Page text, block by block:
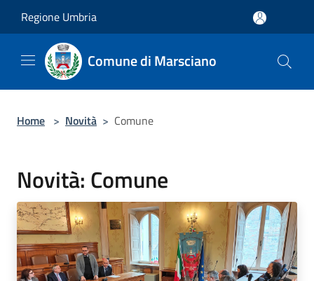
Regione Umbria
Comune di Marsciano
Home > Novità > Comune
Novità: Comune